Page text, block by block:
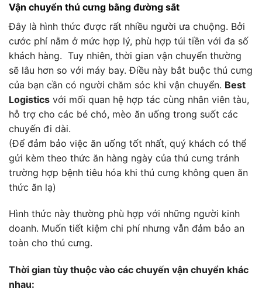
Vận chuyển thú cưng bằng đường sắt
Đây là hình thức được rất nhiều người ưa chuộng. Bởi
cước phí nằm ở mức hợp lý, phù hợp túi tiền với đa số
khách hàng. Tuy nhiên, thời gian vận chuyển thường
sẽ lâu hơn so với máy bay. Điều này bắt buộc thú cưng
của bạn cần có người chăm sóc khi vận chuyển. Best
Logistics với mối quan hệ hợp tác cùng nhân viên tàu,
hỗ trợ cho các bé chó, mèo ăn uống trong suốt các
chuyến đi dài.
(Để đảm bảo việc ăn uống tốt nhất, quý khách có thể
gửi kèm theo thức ăn hàng ngày của thú cưng tránh
trường hợp bệnh tiêu hóa khi thú cưng không quen ăn
thức ăn lạ)
Hình thức này thường phù hợp với những người kinh
doanh. Muốn tiết kiệm chi phí nhưng vẫn đảm bảo an
toàn cho thú cưng.
Thời gian tùy thuộc vào các chuyến vận chuyển khác
nhau: